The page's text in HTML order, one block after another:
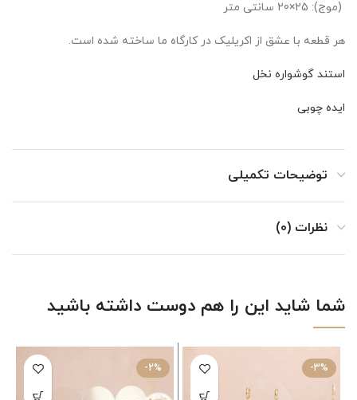
(موج): 25×20 سانتی متر
هر قطعه با عشق از اکریلیک در کارگاه ما ساخته شده است.
استند گوشواره نخل
ایده چوبی
توضیحات تکمیلی
نظرات (0)
شما شاید این را هم دوست داشته باشید
-3%
-2%